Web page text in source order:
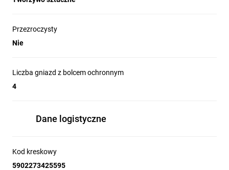
Przezroczysty
Nie
Liczba gniazd z bolcem ochronnym
4
Dane logistyczne
Kod kreskowy
5902273425595